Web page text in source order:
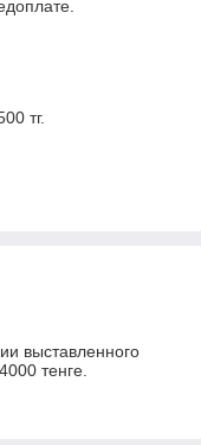
тг.
выставленного
тенге.